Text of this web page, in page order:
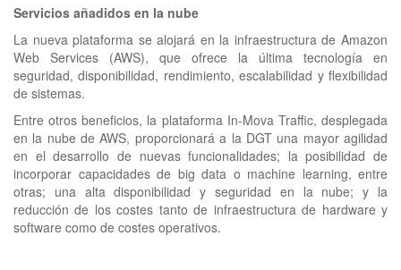
Servicios añadidos en la nube
La nueva plataforma se alojará en la infraestructura de Amazon
Web Services (AWS), que ofrece la última tecnología en
seguridad, disponibilidad, rendimiento, escalabilidad y flexibilidad
de sistemas.
Entre otros beneficios, la plataforma In-Mova Traffic, desplegada
en la nube de AWS, proporcionará a la DGT una mayor agilidad
en el desarrollo de nuevas funcionalidades; la posibilidad de
incorporar capacidades de big data o machine learning, entre
otras; una alta disponibilidad y seguridad en la nube; y la
reducción de los costes tanto de infraestructura de hardware y
software como de costes operativos.